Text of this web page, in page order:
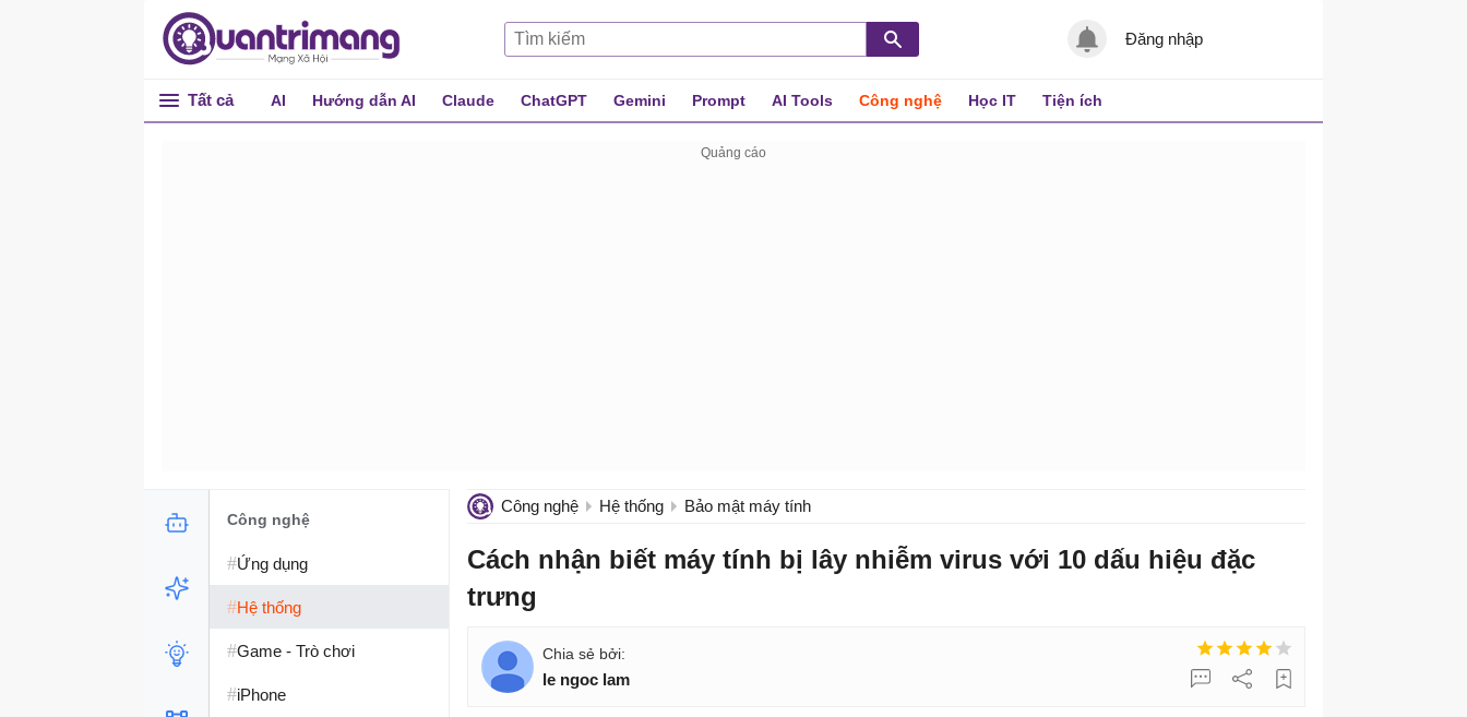
Đăng nhập
Tất cả AI Hướng dẫn AI Claude ChatGPT Gemini Prompt AI Tools Công nghệ Học IT Tiện ích
Công nghệ Hệ thống Bảo mật máy tính
Cách nhận biết máy tính bị lây nhiễm virus với 10 dấu hiệu đặc
trưng
le ngoc lam
Công nghệ
#Ứng dụng
#Hệ thống
#Game - Trò chơi
#iPhone